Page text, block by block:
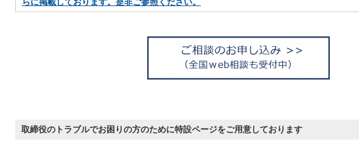
取締役のトラブルでお困りの方のために特設ページをご用意しております